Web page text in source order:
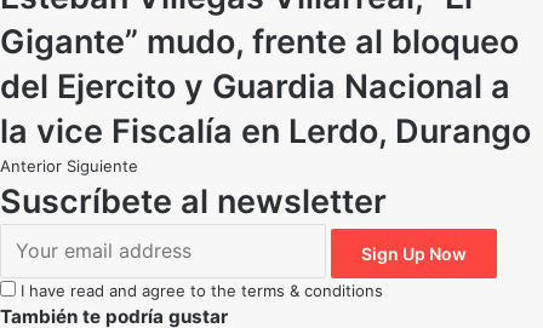
Gigante” mudo, frente al bloqueo
del Ejercito y Guardia Nacional a
la vice Fiscalía en Lerdo, Durango
Anterior Siguiente
Suscríbete al newsletter
I have read and agree to the terms & conditions
También te podría gustar